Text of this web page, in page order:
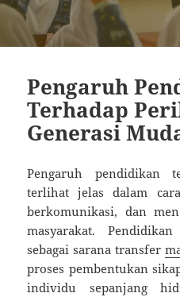
Pengaruh
Terhadap
Generasi
Pengaruh pendidikan
terlihat jelas dalam
berkomunikasi, dan
masyarakat.
sebagai sarana transfer
proses pembentukan
individu sepanjang